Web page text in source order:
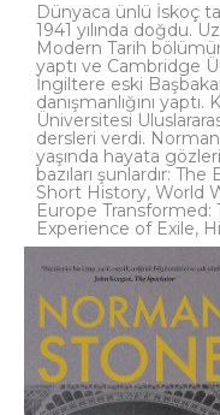
Dünyaca ünlü İskoç
1941 yılında doğdu.
Modern Tarih
yaptı ve Cambridge
İngiltere eski
danışmanlığını
Üniversitesi
dersleri verdi.
yaşında hayata
bazıları şunlardır:
Short History, World
Europe Transformed:
Experience of Exile,